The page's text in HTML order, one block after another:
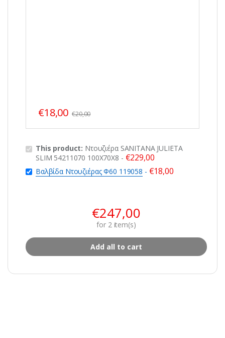
€18,00 €20,00
This product: Ντουζιέρα SANITANA JULIETA
SLIM 54211070 100X70X8 - €229,00
Βαλβίδα Ντουζιέρας Φ60 119058 - €18,00
€247,00
for 2item(s)
Add all to cart